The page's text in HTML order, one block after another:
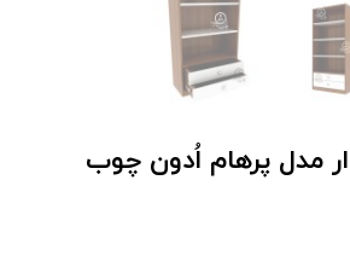
مدل پرهام اُدون چوب